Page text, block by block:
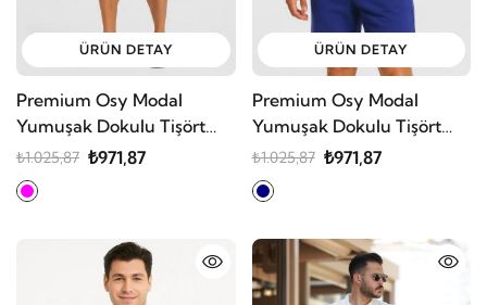
ÜRÜN DETAY
Premium Osy Modal
Yumuşak Dokulu Tişört
Cepli Şort Alt Üst Takım
₺1.025,87 ₺971,87
ÜRÜN DETAY
Premium Osy Modal
Yumuşak Dokulu Tişört
Cepli Şort Alt Üst Takım
₺1.025,87 ₺971,87